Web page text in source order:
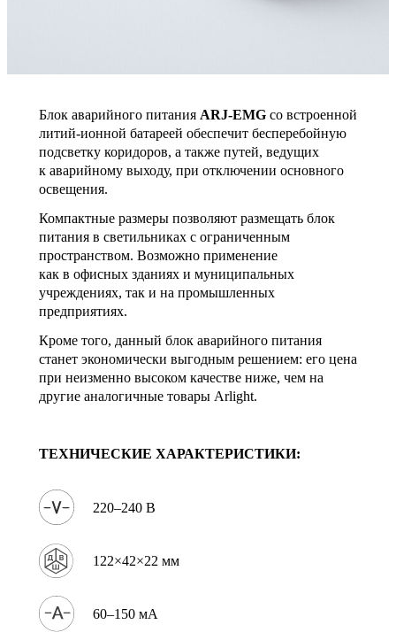
Блок аварийного питания ARJ-EMG со встроенной
литий-ионной батареей обеспечит бесперебойную
подсветку коридоров, а также путей, ведущих
к аварийному выходу, при отключении основного
освещения.
Компактные размеры позволяют размещать блок
питания в светильниках с ограниченным
пространством. Возможно применение
как в офисных зданиях и муниципальных
учреждениях, так и на промышленных
предприятиях.
Кроме того, данный блок аварийного питания
станет экономически выгодным решением: его цена
при неизменно высоком качестве ниже, чем на
другие аналогичные товары Arlight.
ТЕХНИЧЕСКИЕ ХАРАКТЕРИСТИКИ:
220–240 В
122×42×22 мм
60–150 мА